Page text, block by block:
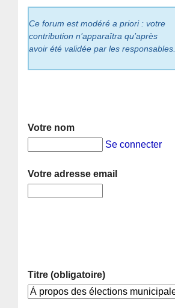
Ce forum est modéré a priori : votre
contribution n’apparaîtra qu’après
avoir été validée par les responsables.
Votre nom
Se connecter
Votre adresse email
Titre (obligatoire)